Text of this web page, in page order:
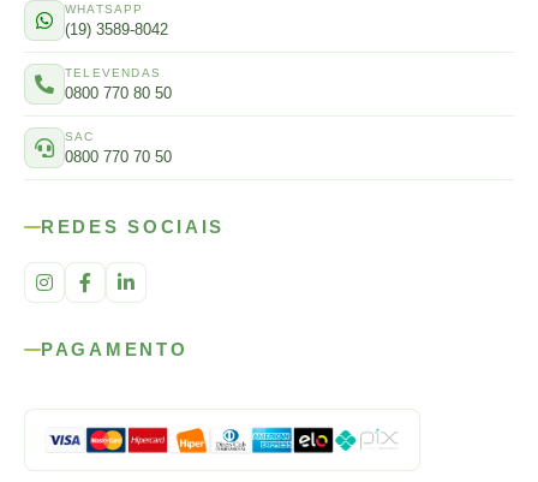
WHATSAPP
(19) 3589-8042
TELEVENDAS
0800 770 80 50
SAC
0800 770 70 50
REDES SOCIAIS
PAGAMENTO